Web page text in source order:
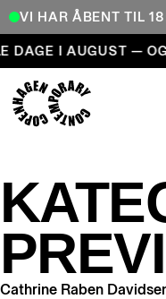
VI HAR ÅBENT TIL
Åbent alle dage i
DAGE I AUGUST —
Cathrine Raben